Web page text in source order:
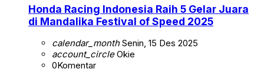
Honda Racing Indonesia Raih 5 Gelar Juara
di Mandalika Festival of Speed 2025
calendar_monthSenin, 15 Des 2025
account_circleOkie
0Komentar